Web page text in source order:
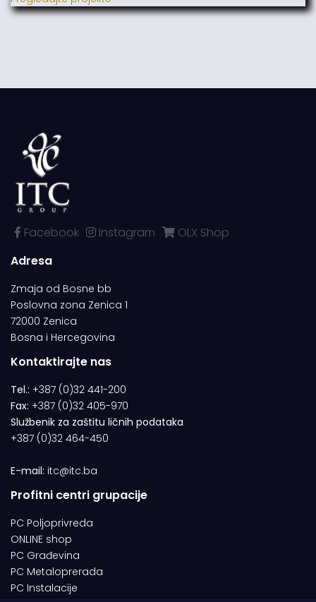
Facebook Instagram
OLX Shop
Adresa
Zmaja od Bosne bb
Poslovna zona Zenica 1
72000 Zenica
Bosna i Hercegovina
Kontaktirajte nas
Tel.: +387 (0)32 441-200
Fax: +387 (0)32 405-970
Službenik za zaštitu ličnih podataka
+387 (0)32 464-450
E-mail: itc@itc.ba
Profitni centri grupacije
PC Poljoprivreda
ONLINE shop
PC Građevina
PC Metaloprerada
PC Instalacije